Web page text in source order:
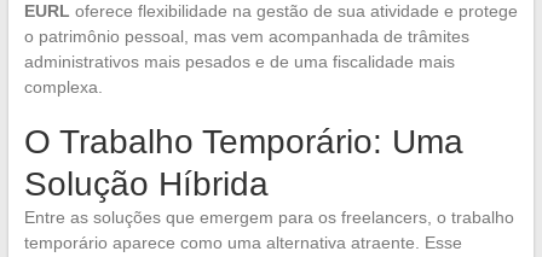
EURL oferece flexibilidade na gestão de sua atividade e protege
o patrimônio pessoal, mas vem acompanhada de trâmites
administrativos mais pesados e de uma fiscalidade mais
complexa.
O Trabalho Temporário: Uma
Solução Híbrida
Entre as soluções que emergem para os freelancers, o trabalho
temporário aparece como uma alternativa atraente. Esse